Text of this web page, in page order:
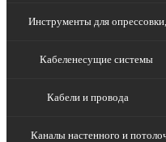
Инструменты для
Кабеленесущие системы
Кабели и провода
Каналы настенного и